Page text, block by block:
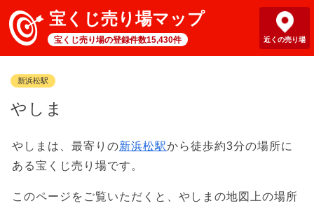
宝くじ売り場マップ
宝くじ売り場の登録件数15,430件 近くの売り場
新浜松駅
やしま
やしまは、最寄りの新浜松駅から徒歩約3分の場所に
ある宝くじ売り場です。
このページをご覧いただくと、やしまの地図上の場所